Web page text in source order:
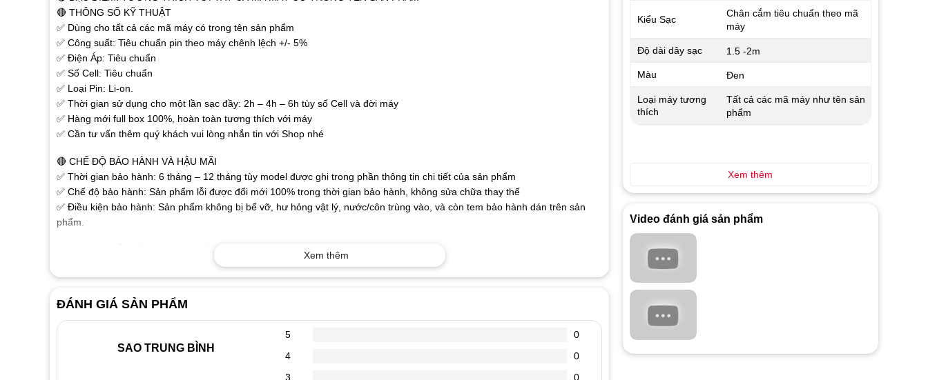
🔴 THÔNG SỐ KỸ THUẬT
✅ Dùng cho tất cả các mã máy có trong tên sản phẩm
✅ Công suất: Tiêu chuẩn pin theo máy chênh lệch +/- 5%
✅ Điện Áp: Tiêu chuẩn
✅ Số Cell: Tiêu chuẩn
✅ Loại Pin: Li-on.
✅ Thời gian sử dụng cho một lần sạc đầy: 2h – 4h – 6h tùy số Cell và đời máy
✅ Hàng mới full box 100%, hoàn toàn tương thích với máy
✅ Cần tư vấn thêm quý khách vui lòng nhắn tin với Shop nhé
🔴 CHẾ ĐỘ BẢO HÀNH VÀ HẬU MÃI
✅ Thời gian bảo hành: 6 tháng – 12 tháng tùy model được ghi trong phần thông tin chi tiết của sản phẩm
✅ Chế độ bảo hành: Sản phẩm lỗi được đổi mới 100% trong thời gian bảo hành, không sửa chữa thay thế
✅ Điều kiện bảo hành: Sản phẩm không bị bể vỡ, hư hỏng vật lý, nước/côn trùng vào, và còn tem bảo hành dán trên sản
phẩm.
🔴 HƯỚNG DẪN SỬ DỤNG VÀ BẢO QUẢN PIN LAPTOP
✅Pin laptop là bộ phận của máy, có tuổi thọ ngắn và rất dễ hỏng, nên người dùng cần phải biết cách sử dụng và bảo quản
phù hợp. Sau mỗi lần sử dụng (sạc xả) dung lượng của pin sẽ giảm dần. Để có thể dùng pin một cách tối ưu và mang lại độ
bền cao nhất chúng ta cần sử dụng như sau:
✅ Đối với pin mới mua cần sạc 8 đến 10 tiếng, sau đó rút sạc ra dùng máy, cho đến khi pin báo còn khoảng 10%-15% rồi lại
sạc lại. Nên thực hiện liên tuc như vậy trong 3 lần đầu.
✅ Đối với các lần dùng tiếp theo, Khi dùng pin còn 10%-15%, hãy cắm sạc pin. Vì tuổi thọ của Pin laptop được tính theo số
lần dùng (sạc xả) ví dụ nhà cung cấp quy định pin laptop của bạn có 500 lần dùng (sạc xả), 1 ngày các bạn sử dụng máy
tính cứ pin giảm còn 60,70,80% dung lượng lại cắm sạc pin, thực hiện nhiều lần như vậy, sẽ làm giảm số lần dùng (sạc xả)
Xem thêm
ĐÁNH GIÁ SẢN PHẨM
SAO TRUNG BÌNH
5
0
4
0
3
0
Kiểu Sạc
Chân cắm tiêu chuẩn theo mã
máy
Độ dài dây sạc 1.5 -2m
Màu Đen
Loại máy tương
thích
Tất cả các mã máy như tên sản
phẩm
Xem thêm
Video đánh giá sản phẩm